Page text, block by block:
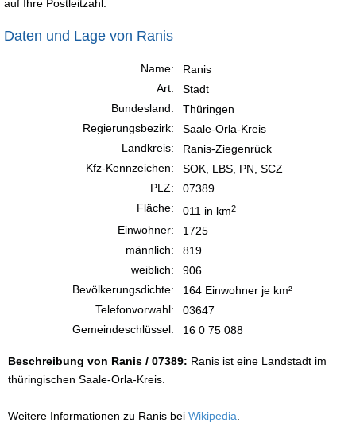
auf Ihre Postleitzahl.
Daten und Lage von Ranis
Name:
Ranis
Art:
Stadt
Bundesland:
Thüringen
Regierungsbezirk:
Saale-Orla-Kreis
Landkreis:
Ranis-Ziegenrück
Kfz-Kennzeichen:
SOK, LBS, PN, SCZ
PLZ:
07389
Fläche:
011 in km2
Einwohner:
1725
männlich:
819
weiblich:
906
Bevölkerungsdichte:
164 Einwohner je km²
Telefonvorwahl:
03647
Gemeindeschlüssel:
16 0 75 088
Beschreibung von Ranis / 07389: Ranis ist eine Landstadt im
thüringischen Saale-Orla-Kreis.
Weitere Informationen zu Ranis bei Wikipedia